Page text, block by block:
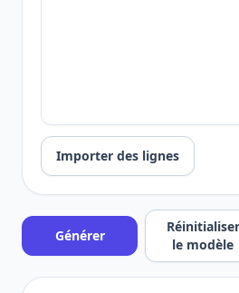
Importer des lignes
Générer
Réinitialiser
le modèle